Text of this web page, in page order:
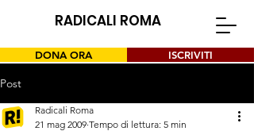
RADICALI ROMA
DONA ORA ISCRIVITI
Post
Radicali Roma
21 mag 2009 Tempo di lettura: 5 min